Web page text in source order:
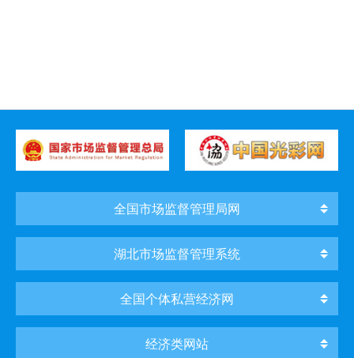
全国市场监督管理局网
湖北市场监督管理系统
全国个体私营经济网
经济类网站